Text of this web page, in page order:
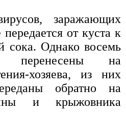
заражающих
от куста к
сока. Однако восемь
перенесены на
хозяева, из них
обратно на
и крыжовника